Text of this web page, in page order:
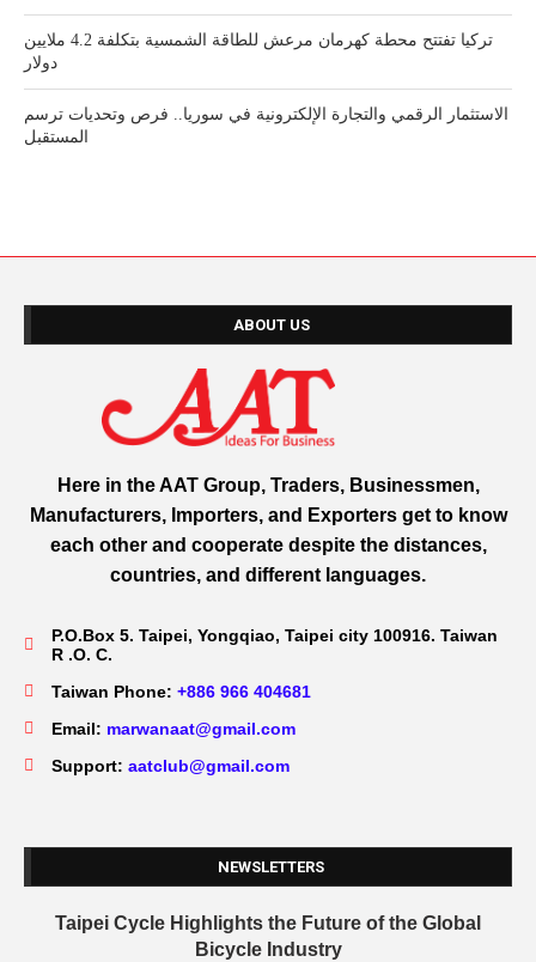
تركيا تفتتح محطة كهرمان مرعش للطاقة الشمسية بتكلفة 4.2 ملايين
دولار
الاستثمار الرقمي والتجارة الإلكترونية في سوريا.. فرص وتحديات ترسم
المستقبل
ABOUT US
Here in the AAT Group, Traders, Businessmen,
Manufacturers, Importers, and Exporters get to know
each other and cooperate despite the distances,
countries, and different languages.
P.O.Box 5. Taipei, Yongqiao, Taipei city 100916. Taiwan
R .O. C.
Taiwan Phone: +886 966 404681
Email: marwanaat@gmail.com
Support: aatclub@gmail.com
NEWSLETTERS
Taipei Cycle Highlights the Future of the Global
Bicycle Industry